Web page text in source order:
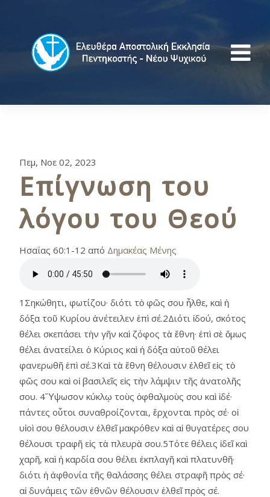
Πεμ, Νοε 02, 2023
Επίγνωση του
λόγου του Θεού
Ησαΐας 60:1-12 από Δημακέας Μένης
1Σηκώθητι, φωτίζου· διότι τὸ φῶς σου ἦλθε, καὶ ἡ
δόξα τοῦ Κυρίου ἀνέτειλεν ἐπὶ σέ.2Διότι ἰδού, σκότος
θέλει σκεπάσει τὴν γῆν καὶ ζόφος τὰ ἔθνη· ἐπὶ σὲ ὅμως
θέλει ἀνατείλει ὁ Κύριος καὶ ἡ δόξα αὐτοῦ θέλει
φανερωθῆ ἐπὶ σέ.3Καὶ τὰ ἔθνη θέλουσιν ἐλθεῖ εἰς τὸ
φῶς σου καὶ οἱ βασιλεῖς εἰς τὴν λάμψιν τῆς ἀνατολῆς
σου. 4Ὕψωσον κύκλῳ τοὺς ὀφθαλμοὺς σου καὶ ἰδέ·
πάντες οὗτοι συναθροίζονται, ἔρχονται πρὸς σέ· οἱ
υἱοὶ σου θέλουσιν ἐλθεῖ μακρόθεν καὶ αἱ θυγατέρες σου
θέλουσι τραφῆ εἰς τὰ πλευρὰ σου.5Τότε θέλεις ἰδεῖ καὶ
χαρῆ, καὶ ἡ καρδία σου θέλει ἐκπλαγῆ καὶ πλατυνθῆ·
διότι ἡ ἀφθονία τῆς θαλάσσης θέλει στραφῆ πρὸς σέ·
αἱ δυνάμεις τῶν ἐθνῶν θέλουσιν ἐλθεῖ πρὸς σέ.